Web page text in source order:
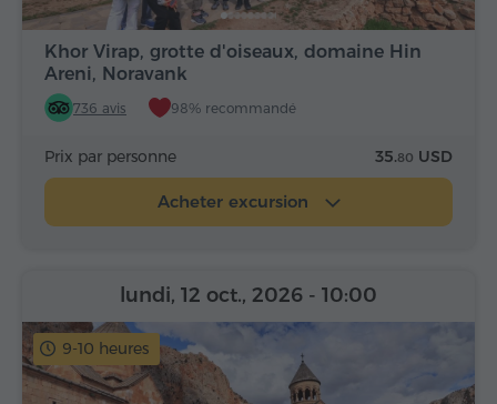
Khor Virap, grotte d'oiseaux, domaine Hin
Areni, Noravank
736 avis 98% recommandé
Prix par personne 35.80 USD
Acheter excursion
9-10 heures
lundi, 12 oct., 2026 - 10:00